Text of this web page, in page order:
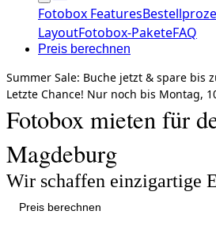
Fotobox Features
LayoutFotobox-PaketeFAQ
Preis berechnen
Summer Sale: Buche jetzt & spare bis
Letzte Chance! Nur noch bis Montag,
Fotobox mieten für
Magdeburg
Wir schaffen einzigartige
Preis berechnen